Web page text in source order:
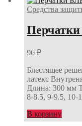
Средства
96 ₽
Блестящее
латекс
Длина: 300 мм
8-8.5, 9-9.5, 10-
В корзину